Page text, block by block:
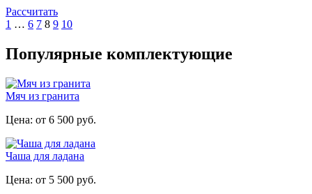
Рассчитать
1 … 6 7 8 9 10
Популярные комплектующие
Мяч из гранита
Цена: от 6 500 руб.
Чаша для ладана
Цена: от 5 500 руб.